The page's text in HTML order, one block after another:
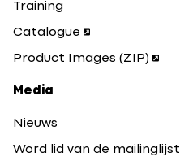
Training
Catalogue
Product Images (ZIP)
Media
Nieuws
Word lid van de mailinglijst